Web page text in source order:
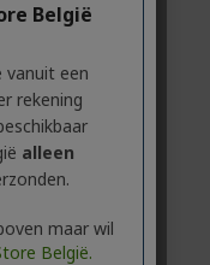
België
vanuit een
rekening
alleen
maar wil
België.